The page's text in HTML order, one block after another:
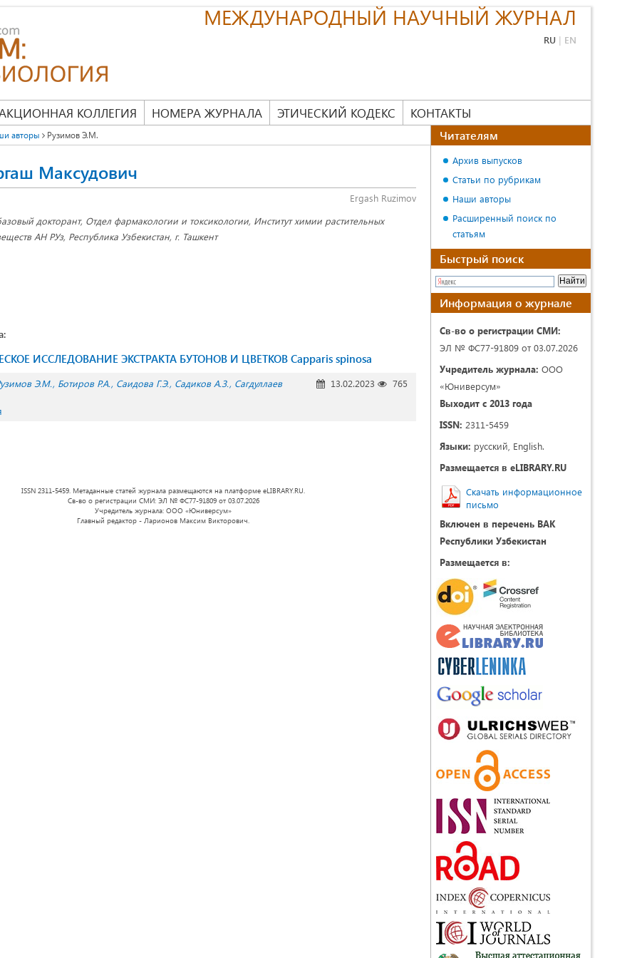
МЕЖДУНАРОДНЫЙ НАУЧНЫЙ ЖУРНАЛ
RU | EN
КОЛЛЕГИЯ НОМЕРА ЖУРНАЛА ЭТИЧЕСКИЙ КОДЕКС КОНТАКТЫ
авторы Рузимов Э.М.
Максудович
Ergash Ruzimov
докторант, Отдел фармакологии и токсикологии, Институт химии растительных
АН РУз, Республика Узбекистан, г. Ташкент
ИССЛЕДОВАНИЕ ЭКСТРАКТА БУТОНОВ И ЦВЕТКОВ Сapparis spinosa
Э.М. Ботиров Р.А. Саидова Г.Э. Садиков А.З. Сагдуллаев
13.02.2023 765
ISSN 2311-5459. Метаданные статей журнала размещаются на платформе eLIBRARY.RU.
Св-во о регистрации СМИ: ЭЛ № ФС77-91809 от 03.07.2026
Учредитель журнала: ООО «Юниверсум»
Главный редактор - Ларионов Максим Викторович.
Читателям
Архив выпусков
Статьи по рубрикам
Наши авторы
Расширенный поиск по
статьям
Быстрый поиск
Информация о журнале
Св-во о регистрации СМИ:
ЭЛ № ФС77-91809 от 03.07.2026
Учредитель журнала: ООО
«Юниверсум»
Выходит с 2013 года
ISSN: 2311-5459
Языки: русский, English.
Размещается в eLIBRARY.RU
Скачать информационное
письмо
Включен в перечень ВАК
Республики Узбекистан
Размещается в: